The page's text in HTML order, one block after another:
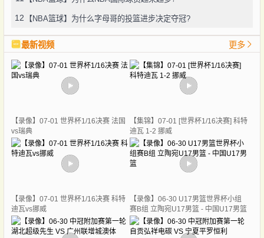
12 【NBA篮球】为什么字母哥的投篮进步决定夺冠?
最新视频 更多
【录像】07-01 世界杯1/16决赛 法国
vs瑞典
【集锦】07-01 [世界杯1/16决赛] 科特
迪瓦 1-2 挪威
【录像】07-01 世界杯1/16决赛 科特
迪瓦vs挪威
【录像】06-30 U17男篮世界杯小组
赛B组 立陶宛U17男篮 - 中国U17男篮